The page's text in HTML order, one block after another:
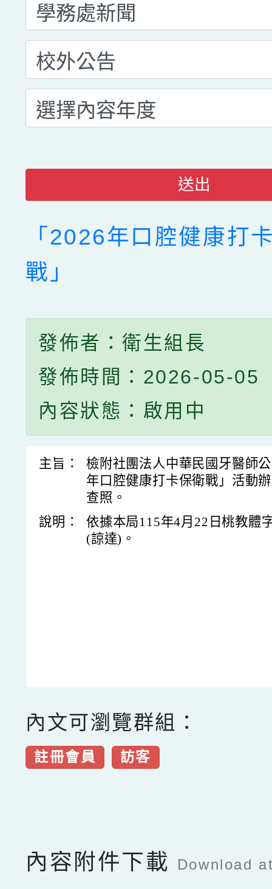
送出
「2026年口腔健康打
戰」
發佈者：衛生組長
發佈時間：2026-05-05
內容狀態：啟用中
主旨：
檢附社團法人中華民國牙醫師
年口腔健康打卡保衛戰」活動
查照。
說明：
依據本局115年4月22日桃教體
(諒達)。
內文可瀏覽群組：
註冊會員 訪客
內容附件下載 Download